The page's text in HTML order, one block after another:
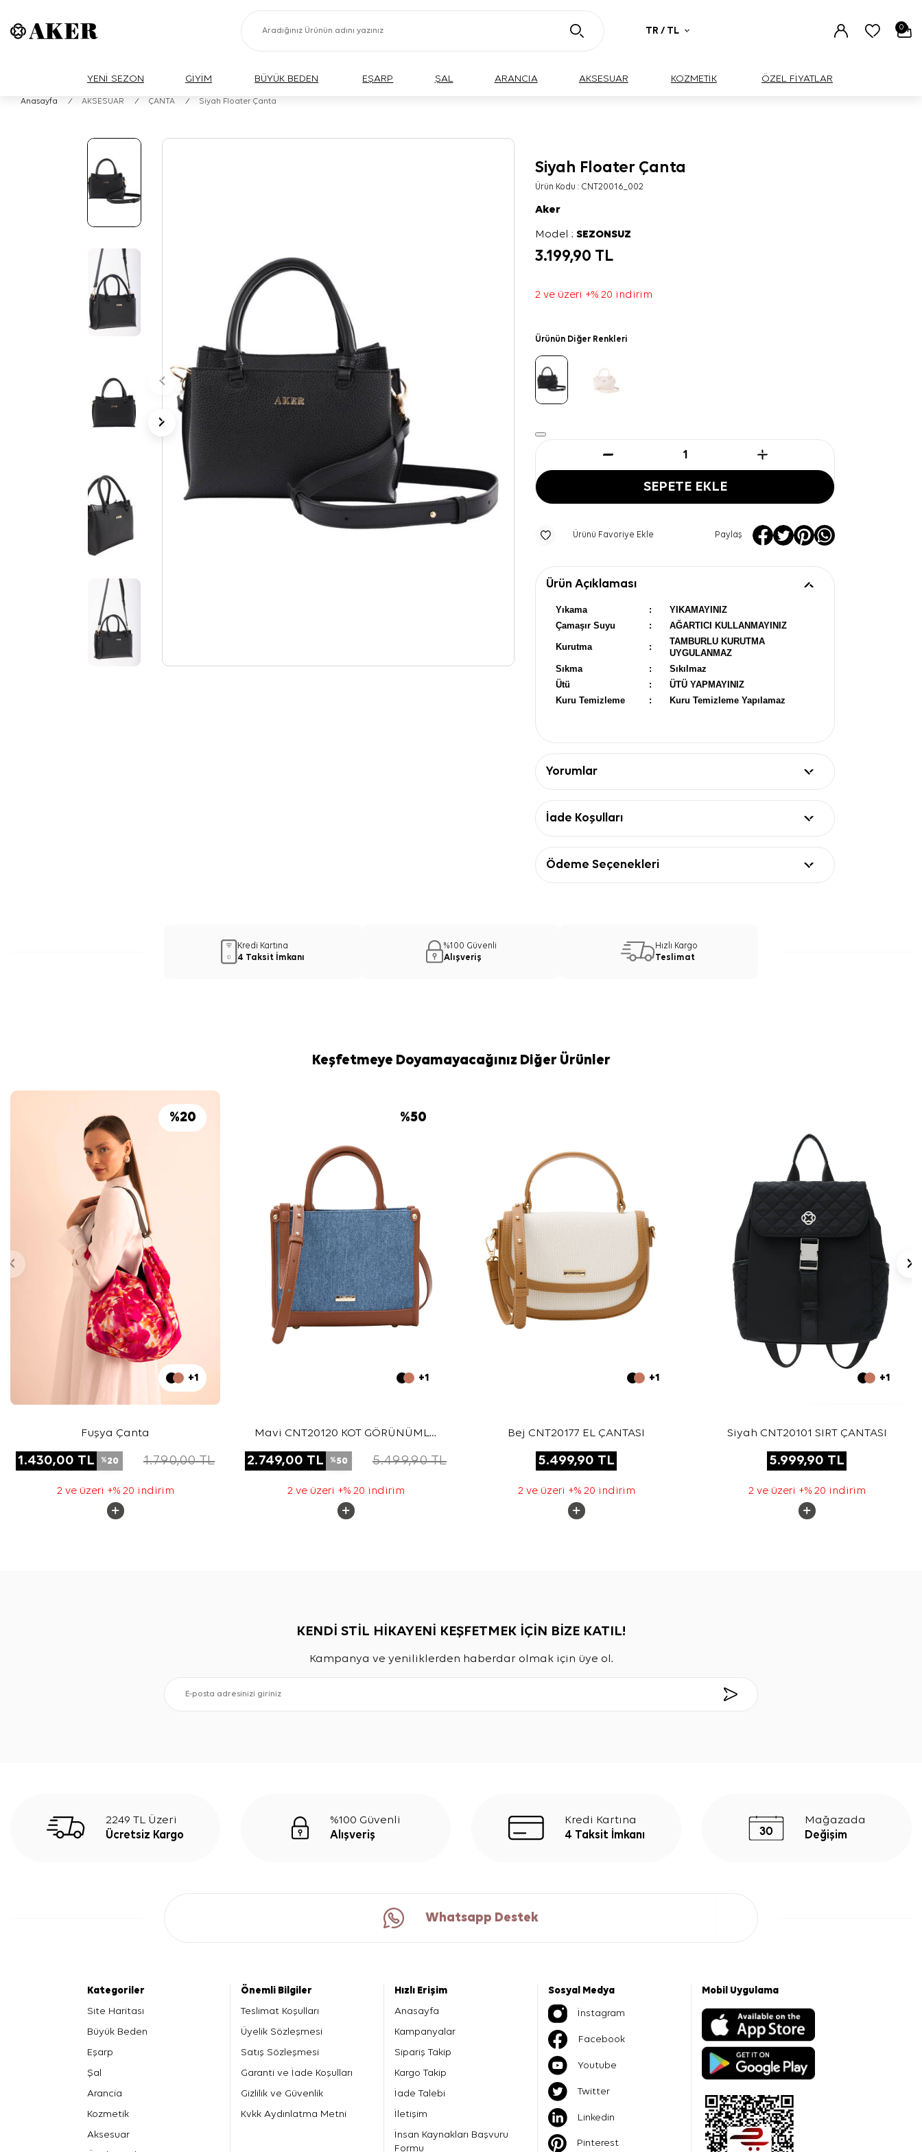
TR / TL 0
YENİ SEZON GİYİM BÜYÜK BEDEN EŞARP ŞAL ARANCIA AKSESUAR KOZMETİK ÖZEL FİYATLAR
Anasayfa / AKSESUAR / ÇANTA / Siyah Floater Çanta
Siyah Floater Çanta
Ürün Kodu : CNT20016_002
Aker
Model :SEZONSUZ
3.199,90 TL
2 ve üzeri +% 20 indirim
Ürünün Diğer Renkleri
SEPETE EKLE
Ürünü Favoriye Ekle Paylaş
Ürün Açıklaması
Yıkama :
YIKAMAYINIZ
Çamaşır Suyu
: AĞARTICI KULLANMAYINIZ
Kurutma :
TAMBURLU KURUTMA
UYGULANMAZ
Sıkma
:
Sıkılmaz
Ütü
:
ÜTÜ YAPMAYINIZ
Kuru Temizleme
: Kuru Temizleme Yapılamaz
Yorumlar
İade Koşulları
Ödeme Seçenekleri
Kredi Kartına
4 Taksit İmkanı
%100 Güvenli
Alışveriş
Hızlı Kargo
Teslimat
Keşfetmeye Doyamayacağınız Diğer Ürünler
%20
+1
Fuşya Çanta
1.430,00 TL %20 1.790,00TL
2 ve üzeri +% 20 indirim
%50
+1
Mavi CNT20120 KOT GÖRÜNÜMLÜ
2.749,00 TL %50 5.499,90TL
2 ve üzeri +% 20 indirim
+1
Bej CNT20177 EL ÇANTASI
5.499,90 TL
2 ve üzeri +% 20 indirim
+1
Siyah CNT20101 SIRT ÇANTASI
5.999,90 TL
2 ve üzeri +% 20 indirim
KENDİ STİL HİKAYENİ KEŞFETMEK İÇİN BİZE KATIL!
Kampanya ve yeniliklerden haberdar olmak için üye ol.
2249 TL Üzeri
Ücretsiz Kargo
%100 Güvenli
Alışveriş
Kredi Kartına
4 Taksit İmkanı
Mağazada
Değişim
Whatsapp Destek
Kategoriler
Site Haritası
Büyük Beden
Eşarp
Şal
Arancia
Kozmetik
Aksesuar
Önemli Bilgiler
Teslimat Koşulları
Üyelik Sözleşmesi
Satış Sözleşmesi
Garanti ve İade Koşulları
Gizlilik ve Güvenlik
Kvkk Aydınlatma Metni
Hızlı Erişim
Anasayfa
Kampanyalar
Sipariş Takip
Kargo Takip
İade Talebi
İletişim
İnsan Kaynakları Başvuru
Formu
Sosyal Medya
İnstagram
Facebook
Youtube
Twitter
Linkedin
Pinterest
Mobil Uygulama